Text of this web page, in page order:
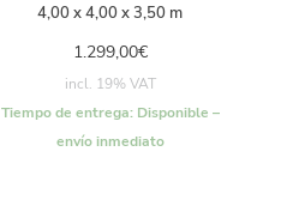
4,00 x 4,00 x 3,50 m
1.299,00€
incl. 19% VAT
Tiempo de entrega: Disponible –
envío inmediato